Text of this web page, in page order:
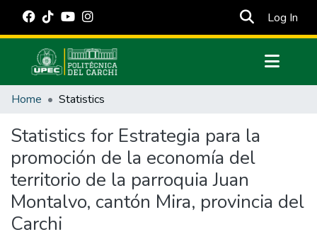
Log In
Communities & Collections
Estadísticas Externas
Manuales
Home Statistics
Statistics for Estrategia para la
promoción de la economía del
territorio de la parroquia Juan
Montalvo, cantón Mira, provincia del
Carchi